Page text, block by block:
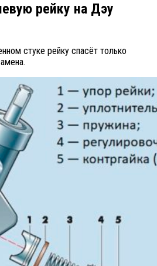
рейку на Дэу
стуке рейку спасёт только